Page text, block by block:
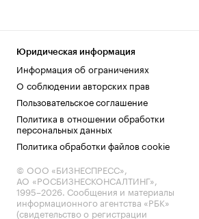
Юридическая информация
Информация об ограничениях
О соблюдении авторских прав
Пользовательское соглашение
Политика в отношении обработки
персональных данных
Политика обработки файлов cookie
© ООО «БИЗНЕСПРЕСС»,
АО «РОСБИЗНЕСКОНСАЛТИНГ»,
1995–2026. Сообщения и материалы
информационного агентства «РБК»
(свидетельство о регистрации